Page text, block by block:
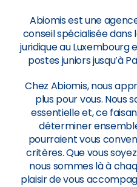
Abiomis est une
conseil spécialisée
juridique au Luxembourg
postes juniors jusqu’à
Chez Abiomis, nous
plus pour vous. Nous
essentielle et, ce
déterminer
pourraient vous
critères. Que vous
nous sommes là à
plaisir de vous